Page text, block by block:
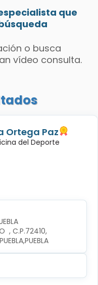
que
o busca
vídeo consulta.
Ortega Paz
del Deporte
, C.P.72410,